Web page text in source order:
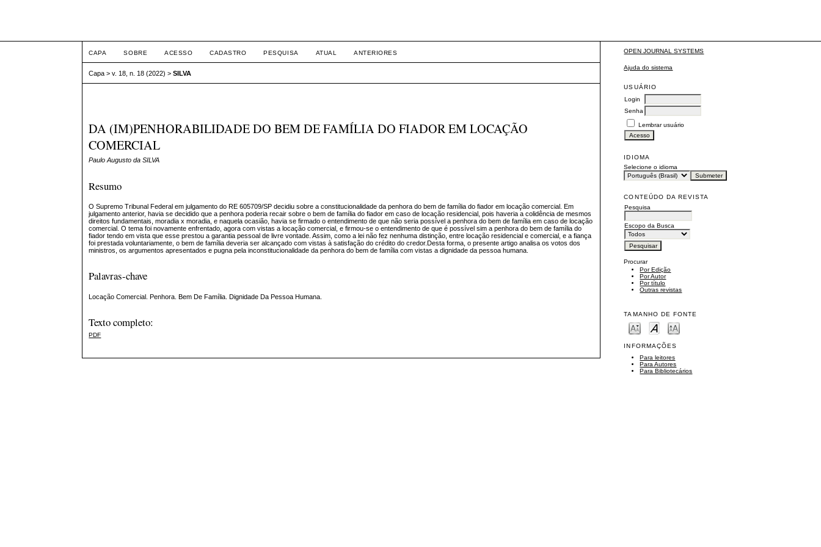
OPEN JOURNAL SYSTEMS
Ajuda do sistema
USUÁRIO
Login
Senha
Lembrar usuário
IDIOMA
Selecione o idioma
CONTEÚDO DA REVISTA
Pesquisa
Escopo da Busca
Procurar
Por Edição
Por Autor
Por título
Outras revistas
TAMANHO DE FONTE
INFORMAÇÕES
Para leitores
Para Autores
Para Bibliotecários
CAPA SOBRE ACESSO CADASTRO PESQUISA ATUAL ANTERIORES
Capa >v. 18, n. 18 (2022) >SILVA
DA (IM)PENHORABILIDADE DO BEM DE FAMÍLIA DO FIADOR EM LOCAÇÃO
COMERCIAL
Paulo Augusto da SILVA
Resumo
O Supremo Tribunal Federal em julgamento do RE 605709/SP decidiu sobre a constitucionalidade da penhora do bem de família do fiador em locação comercial. Em
julgamento anterior, havia se decidido que a penhora poderia recair sobre o bem de família do fiador em caso de locação residencial, pois haveria a colidência de mesmos
direitos fundamentais, moradia x moradia, e naquela ocasião, havia se firmado o entendimento de que não seria possível a penhora do bem de família em caso de locação
comercial. O tema foi novamente enfrentado, agora com vistas a locação comercial, e firmou-se o entendimento de que é possível sim a penhora do bem de família do
fiador tendo em vista que esse prestou a garantia pessoal de livre vontade. Assim, como a lei não fez nenhuma distinção, entre locação residencial e comercial, e a fiança
foi prestada voluntariamente, o bem de família deveria ser alcançado com vistas à satisfação do crédito do credor.Desta forma, o presente artigo analisa os votos dos
ministros, os argumentos apresentados e pugna pela inconstitucionalidade da penhora do bem de família com vistas a dignidade da pessoa humana.
Palavras-chave
Locação Comercial. Penhora. Bem De Família. Dignidade Da Pessoa Humana.
Texto completo:
PDF